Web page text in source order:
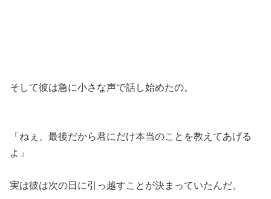
そして彼は急に小さな声で話し始めたの。
「ねぇ、最後だから君にだけ本当のことを教えてあげる
よ」
実は彼は次の日に引っ越すことが決まっていたんだ。